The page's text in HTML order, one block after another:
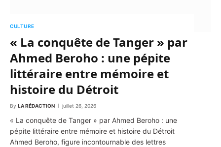
CULTURE
« La conquête de Tanger » par
Ahmed Beroho : une pépite
littéraire entre mémoire et
histoire du Détroit
By LA RÉDACTION juillet 26, 2026
« La conquête de Tanger » par Ahmed Beroho : une
pépite littéraire entre mémoire et histoire du Détroit
Ahmed Beroho, figure incontournable des lettres